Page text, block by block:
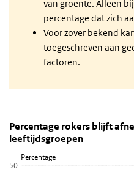
van groente. Alleen
percentage dat zich
Voor zover bekend
toegeschreven aan
factoren.
Percentage rokers blijft
Bekijk als data tabel.
Percentage
Percentage rokers blijft
leeftijdsgroepen
50